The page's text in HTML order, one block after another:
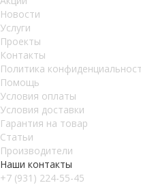
Новости
Услуги
Проекты
Контакты
Политика
Помощь
Условия оплаты
Условия доставки
Гарантия на товар
Статьи
Производители
Наши контакты
+7 (931) 224-55-45